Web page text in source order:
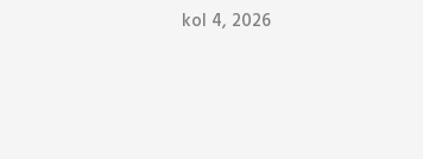
kol 4, 2026